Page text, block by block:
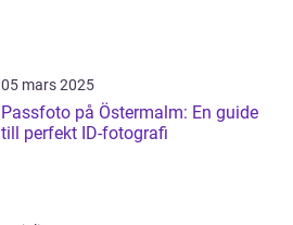
05 mars 2025
Passfoto på Östermalm: En guide
till perfekt ID-fotografi